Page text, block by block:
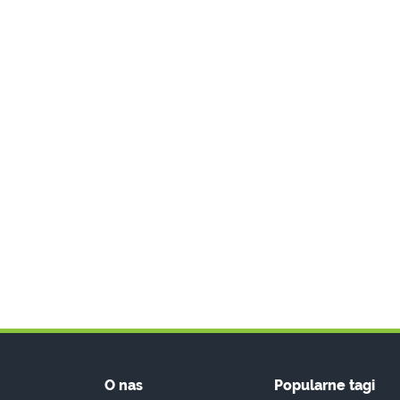
O nas Popularne tagi